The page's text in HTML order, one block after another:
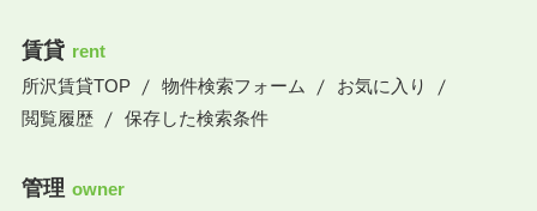
賃貸 rent
所沢賃貸TOP
物件検索フォーム
お気に入り
閲覧履歴
保存した検索条件
管理 owner